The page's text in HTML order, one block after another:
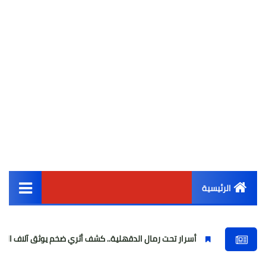
الرئيسية
أخبار مصر
أسرار تحت رمال الدقهلية.. كشف أثري ضخم يوثق آلاف السنين من تاريخ